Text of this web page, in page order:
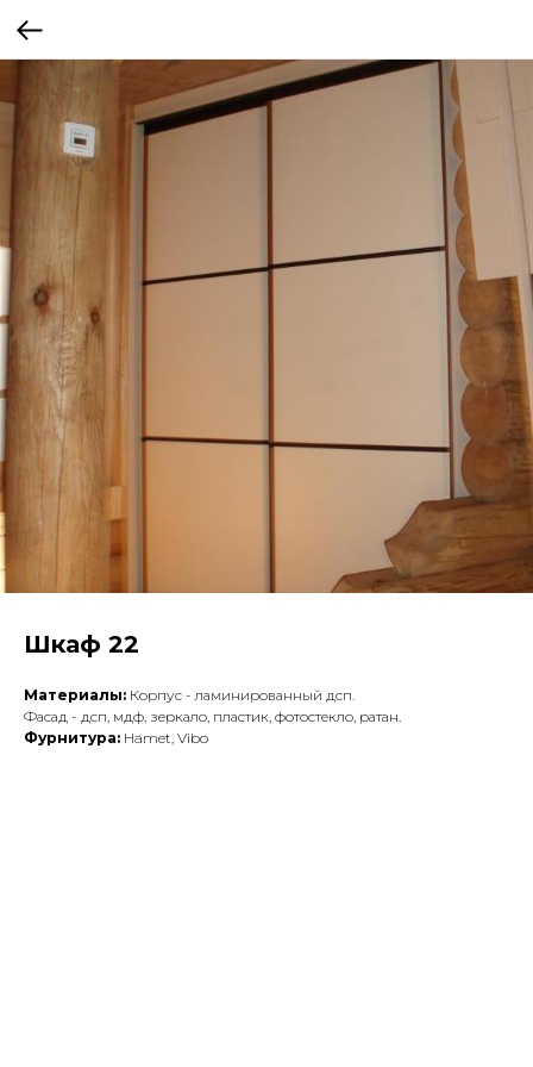
Шкаф 22
Материалы: Корпус - ламинированный дсп.
Фасад - дсп, мдф, зеркало, пластик, фотостекло, ратан.
Фурнитура: Hamet, Vibo